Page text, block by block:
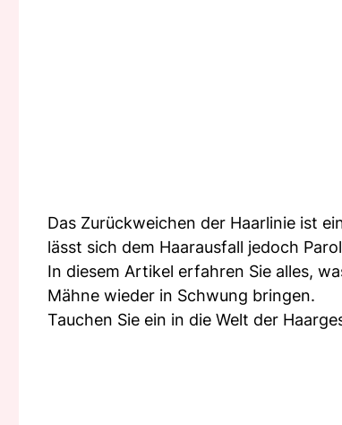
Das Zurückweichen der Haarlinie ist
lässt sich dem Haarausfall jedoch
In diesem Artikel erfahren Sie alles,
Mähne wieder in Schwung bringen.
Tauchen Sie ein in die Welt der